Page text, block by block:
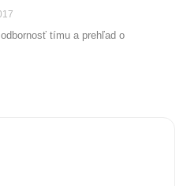
tímu a prehľad o